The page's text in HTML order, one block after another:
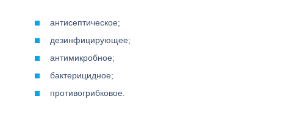
антисептическое;
дезинфицирующее;
антимикробное;
бактерицидное;
противогрибковое.